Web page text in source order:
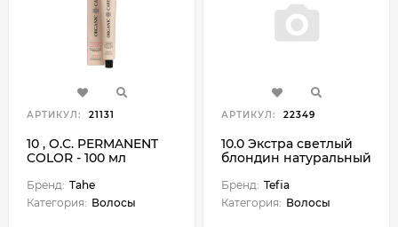
АРТИКУЛ: 21131
10 , O.C. PERMANENT
COLOR - 100 мл
Бренд: Tahe
Категория: Волосы
АРТИКУЛ: 22349
10.0 Экстра светлый
блондин натуральный
Бренд: Tefia
Категория: Волосы